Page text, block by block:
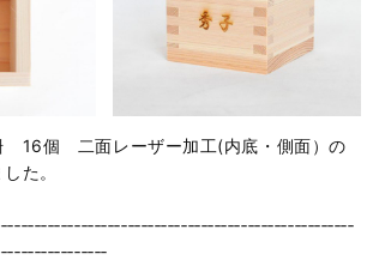
16個 二面レーザー加工(内底・側面）の
た。